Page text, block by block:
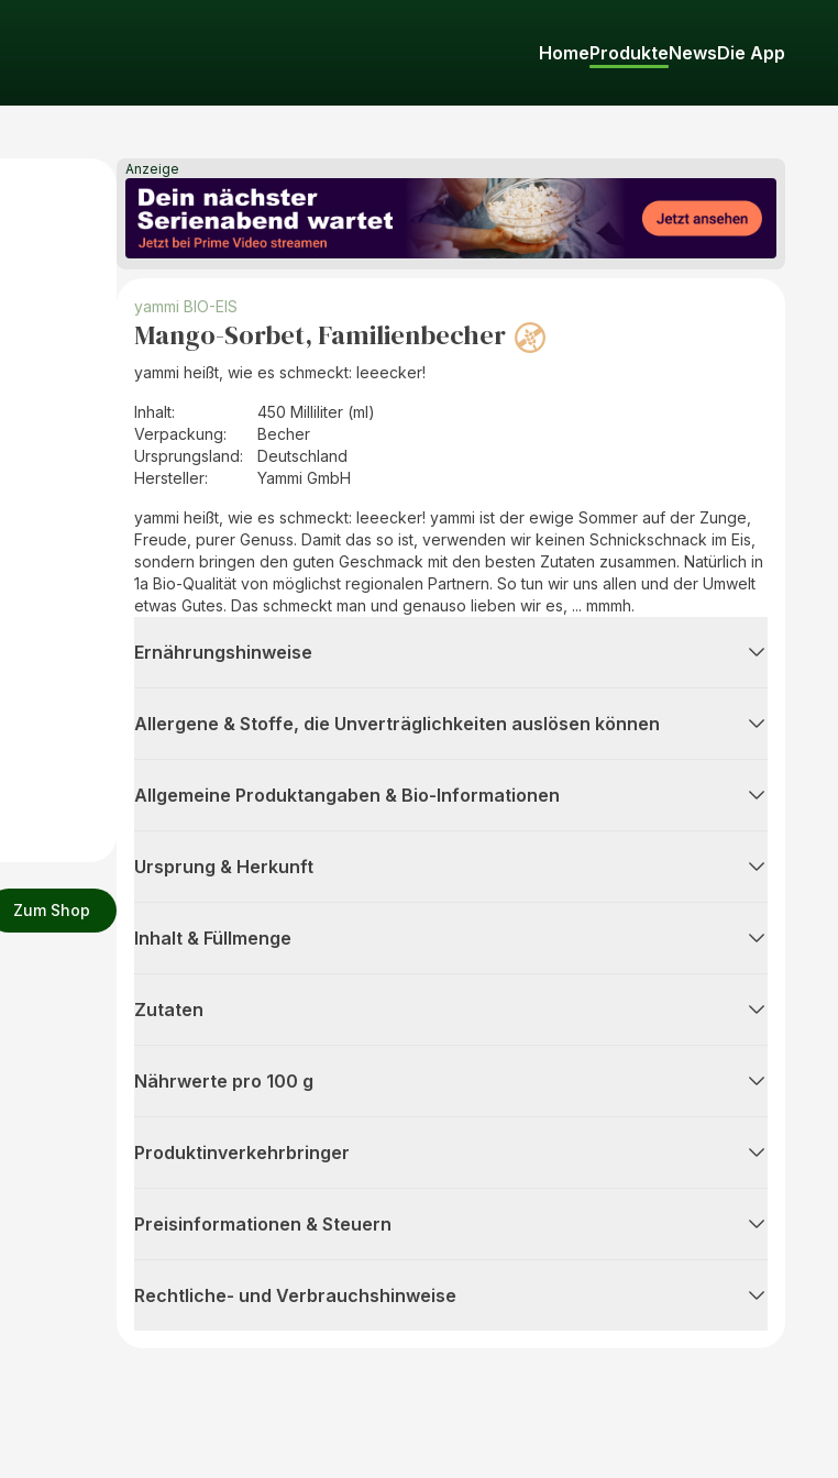
HomeProdukteNewsDie App
Zum Shop
Anzeige
yammi BIO-EIS
Mango-Sorbet, Familienbecher
yammi heißt, wie es schmeckt: leeecker!
Inhalt:
450 Milliliter (ml)
Verpackung:
Becher
Ursprungsland:
Deutschland
Hersteller: Yammi GmbH
yammi heißt, wie es schmeckt: leeecker! yammi ist der ewige Sommer auf der Zunge,
Freude, purer Genuss. Damit das so ist, verwenden wir keinen Schnickschnack im Eis,
sondern bringen den guten Geschmack mit den besten Zutaten zusammen. Natürlich in
1a Bio-Qualität von möglichst regionalen Partnern. So tun wir uns allen und der Umwelt
etwas Gutes. Das schmeckt man und genauso lieben wir es, ... mmmh.
Ernährungshinweise
Allergene & Stoffe, die Unverträglichkeiten auslösen können
Allgemeine Produktangaben & Bio-Informationen
Ursprung & Herkunft
Inhalt & Füllmenge
Zutaten
Nährwerte pro 100 g
Produktinverkehrbringer
Preisinformationen & Steuern
Rechtliche- und Verbrauchshinweise